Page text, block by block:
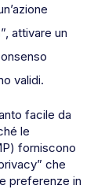
attivare un
validi.
facile da
le
forniscono
che
preferenze in